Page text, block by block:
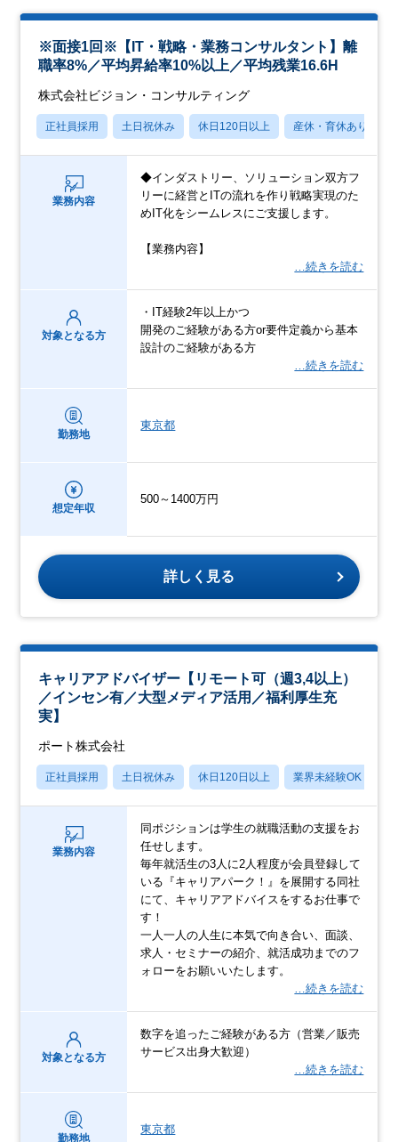
※面接1回※【IT・戦略・業務コンサルタント】離
職率8%／平均昇給率10%以上／平均残業16.6H
株式会社ビジョン・コンサルティング
正社員採用 土日祝休み 休日120日以上 産休・育休あり
業務内容
◆インダストリー、ソリューション双方フ
リーに経営とITの流れを作り戦略実現のた
めIT化をシームレスにご支援します。
【業務内容】
…続きを読む
対象となる方
・IT経験2年以上かつ
開発のご経験がある方or要件定義から基本
設計のご経験がある方
…続きを読む
勤務地
東京都
想定年収
500～1400万円
詳しく見る
キャリアアドバイザー【リモート可（週3,4以上）
／インセン有／大型メディア活用／福利厚生充
実】
ポート株式会社
正社員採用 土日祝休み 休日120日以上 業界未経験OK
業務内容
同ポジションは学生の就職活動の支援をお
任せします。
毎年就活生の3人に2人程度が会員登録して
いる『キャリアパーク！』を展開する同社
にて、キャリアアドバイスをするお仕事で
す！
一人一人の人生に本気で向き合い、面談、
求人・セミナーの紹介、就活成功までのフ
ォローをお願いいたします。
…続きを読む
対象となる方
数字を追ったご経験がある方（営業／販売
サービス出身大歓迎）
…続きを読む
勤務地
東京都